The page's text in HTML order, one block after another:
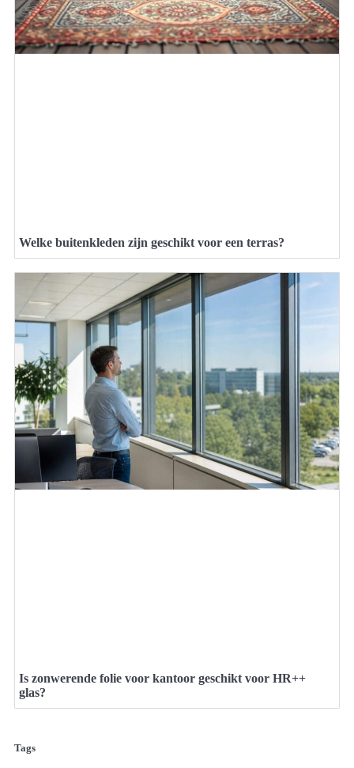
Welke buitenkleden zijn geschikt voor een terras?
Is zonwerende folie voor kantoor geschikt voor HR++
glas?
Tags